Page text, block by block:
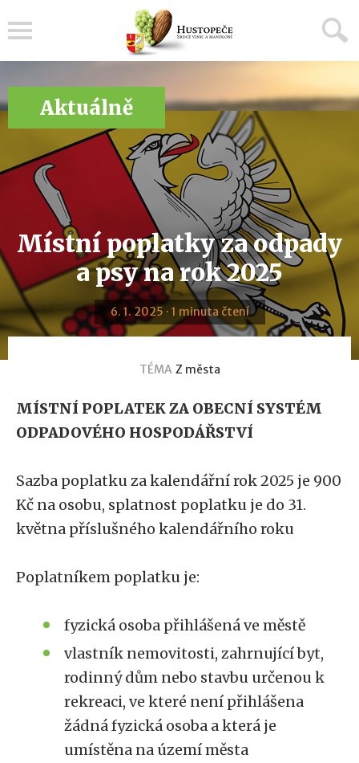
Aktuálně
Místní poplatky za odpady
a psy na rok 2025
6. 1. 2025 · 1 minuta čtení
TÉMA Z města
MÍSTNÍ POPLATEK ZA OBECNÍ SYSTÉM
ODPADOVÉHO HOSPODÁŘSTVÍ
Sazba poplatku za kalendářní rok 2025 je 900
Kč na osobu, splatnost poplatku je do 31.
května příslušného kalendářního roku
Poplatníkem poplatku je:
fyzická osoba přihlášená ve městě
vlastník nemovitosti, zahrnující byt,
rodinný dům nebo stavbu určenou k
rekreaci, ve které není přihlášena
žádná fyzická osoba a která je
umístěna na území města